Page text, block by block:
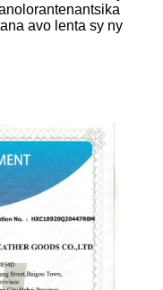
avo lenta sy ny